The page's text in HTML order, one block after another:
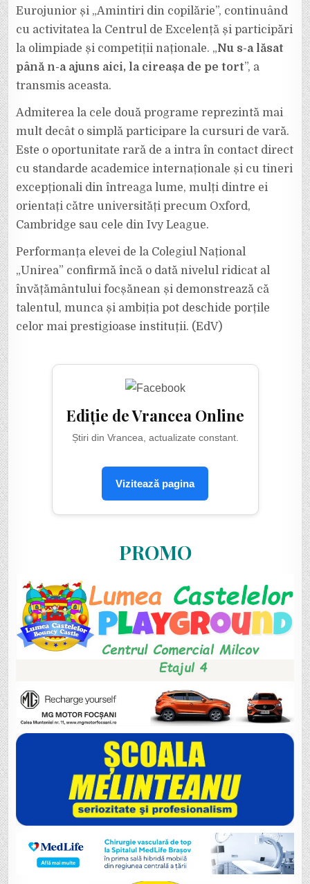
Eurojunior și „Amintiri din copilărie”, continuând
cu activitatea la Centrul de Excelență și participări
la olimpiade și competiții naționale. „Nu s-a lăsat
până n-a ajuns aici, la cireașa de pe tort”, a
transmis aceasta.
Admiterea la cele două programe reprezintă mai
mult decât o simplă participare la cursuri de vară.
Este o oportunitate rară de a intra în contact direct
cu standarde academice internaționale și cu tineri
excepționali din întreaga lume, mulți dintre ei
orientați către universități precum Oxford,
Cambridge sau cele din Ivy League.
Performanța elevei de la Colegiul Național
„Unirea” confirmă încă o dată nivelul ridicat al
învățământului focșănean și demonstrează că
talentul, munca și ambiția pot deschide porțile
celor mai prestigioase instituții. (EdV)
Ediție de Vrancea Online
Știri din Vrancea, actualizate constant.
Vizitează pagina
PROMO